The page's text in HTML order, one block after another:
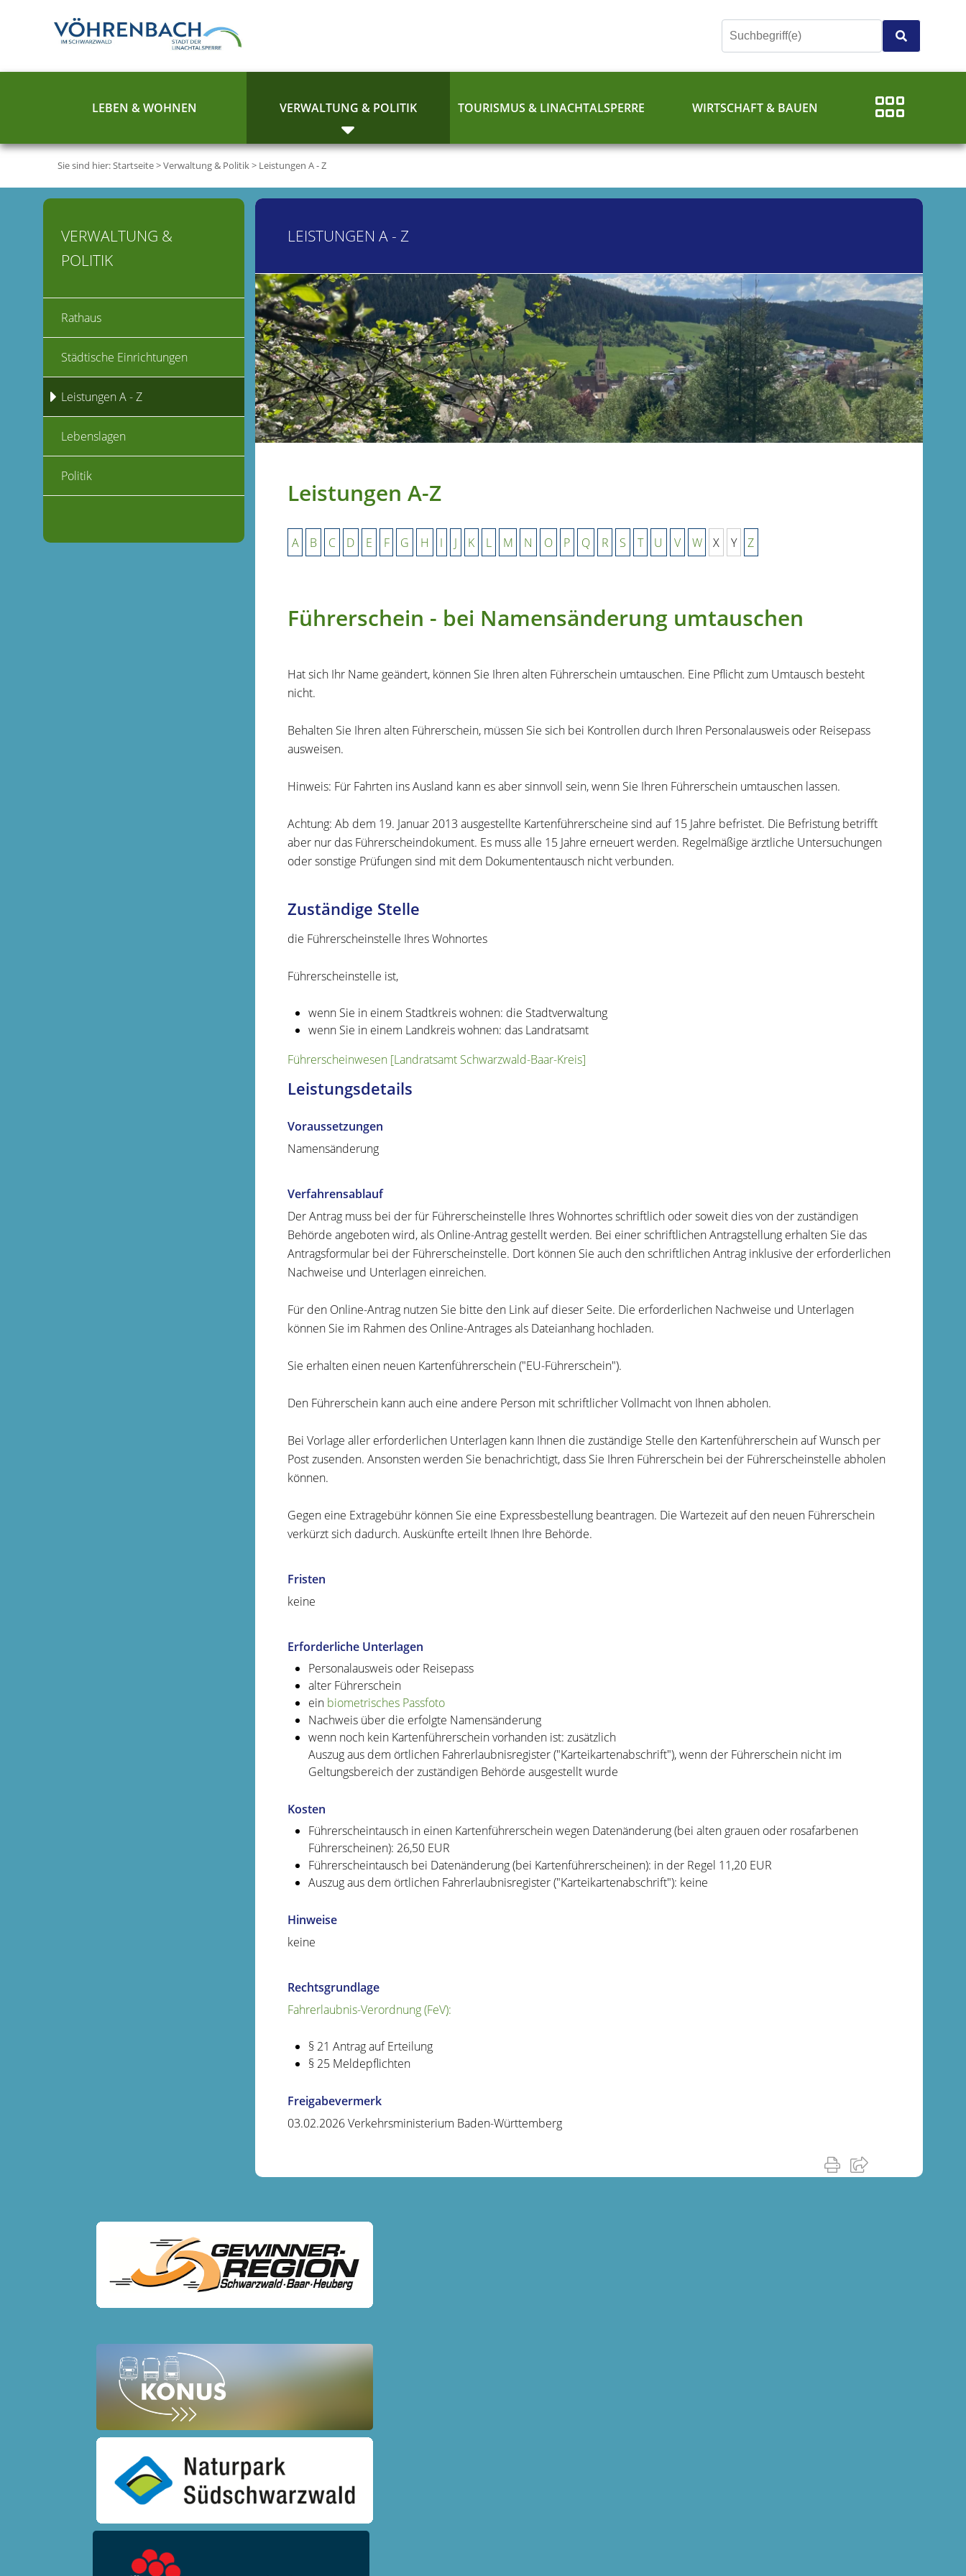
LEBEN & WOHNEN VERWALTUNG & POLITIK TOURISMUS & LINACHTALSPERRE WIRTSCHAFT & BAUEN
Sie sind hier:Startseite>Verwaltung & Politik> Leistungen A - Z
LEISTUNGEN A - Z
Leistungen A-Z
A B C D E F G H I J K L M N O P Q R S T U V W X Y Z
Führerschein - bei Namensänderung umtauschen
Hat sich Ihr Name geändert, können Sie Ihren alten Führerschein umtauschen. Eine Pflicht zum Umtausch besteht
nicht.
Behalten Sie Ihren alten Führerschein, müssen Sie sich bei Kontrollen durch Ihren Personalausweis oder Reisepass
ausweisen.
Hinweis: Für Fahrten ins Ausland kann es aber sinnvoll sein, wenn Sie Ihren Führerschein umtauschen lassen.
Achtung: Ab dem 19. Januar 2013 ausgestellte Kartenführerscheine sind auf 15 Jahre befristet. Die Befristung betrifft
aber nur das Führerscheindokument. Es muss alle 15 Jahre erneuert werden. Regelmäßige ärztliche Untersuchungen
oder sonstige Prüfungen sind mit dem Dokumententausch nicht verbunden.
Zuständige Stelle
die Führerscheinstelle Ihres Wohnortes
Führerscheinstelle ist,
wenn Sie in einem Stadtkreis wohnen: die Stadtverwaltung
wenn Sie in einem Landkreis wohnen: das Landratsamt
Führerscheinwesen [Landratsamt Schwarzwald-Baar-Kreis]
Leistungsdetails
Voraussetzungen
Namensänderung
Verfahrensablauf
Der Antrag muss bei der für Führerscheinstelle Ihres Wohnortes schriftlich oder soweit dies von der zuständigen
Behörde angeboten wird, als Online-Antrag gestellt werden. Bei einer schriftlichen Antragstellung erhalten Sie das
Antragsformular bei der Führerscheinstelle. Dort können Sie auch den schriftlichen Antrag inklusive der erforderlichen
Nachweise und Unterlagen einreichen.
Für den Online-Antrag nutzen Sie bitte den Link auf dieser Seite. Die erforderlichen Nachweise und Unterlagen
können Sie im Rahmen des Online-Antrages als Dateianhang hochladen.
Sie erhalten einen neuen Kartenführerschein ("EU-Führerschein").
Den Führerschein kann auch eine andere Person mit schriftlicher Vollmacht von Ihnen abholen.
Bei Vorlage aller erforderlichen Unterlagen kann Ihnen die zuständige Stelle den Kartenführerschein auf Wunsch per
Post zusenden. Ansonsten werden Sie benachrichtigt, dass Sie Ihren Führerschein bei der Führerscheinstelle abholen
können.
Gegen eine Extragebühr können Sie eine Expressbestellung beantragen. Die Wartezeit auf den neuen Führerschein
verkürzt sich dadurch. Auskünfte erteilt Ihnen Ihre Behörde.
Fristen
keine
Erforderliche Unterlagen
Personalausweis oder Reisepass
alter Führerschein
ein biometrisches Passfoto
Nachweis über die erfolgte Namensänderung
wenn noch kein Kartenführerschein vorhanden ist: zusätzlich
Auszug aus dem örtlichen Fahrerlaubnisregister ("Karteikartenabschrift"), wenn der Führerschein nicht im
Geltungsbereich der zuständigen Behörde ausgestellt wurde
Kosten
Führerscheintausch in einen Kartenführerschein wegen Datenänderung (bei alten grauen oder rosafarbenen
Führerscheinen): 26,50 EUR
Führerscheintausch bei Datenänderung (bei Kartenführerscheinen): in der Regel 11,20 EUR
Auszug aus dem örtlichen Fahrerlaubnisregister ("Karteikartenabschrift"): keine
Hinweise
keine
Rechtsgrundlage
Fahrerlaubnis-Verordnung (FeV):
§ 21 Antrag auf Erteilung
§ 25 Meldepflichten
Freigabevermerk
03.02.2026Verkehrsministerium Baden-Württemberg
VERWALTUNG &
POLITIK
Rathaus
Städtische Einrichtungen
Leistungen A - Z
Lebenslagen
Politik